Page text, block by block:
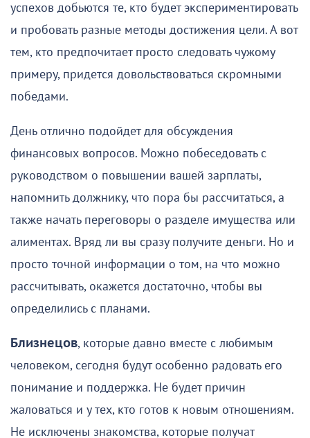
успехов добьются те, кто будет экспериментировать
и пробовать разные методы достижения цели. А вот
тем, кто предпочитает просто следовать чужому
примеру, придется довольствоваться скромными
победами.
День отлично подойдет для обсуждения
финансовых вопросов. Можно побеседовать с
руководством о повышении вашей зарплаты,
напомнить должнику, что пора бы рассчитаться, а
также начать переговоры о разделе имущества или
алиментах. Вряд ли вы сразу получите деньги. Но и
просто точной информации о том, на что можно
рассчитывать, окажется достаточно, чтобы вы
определились с планами.
Близнецов, которые давно вместе с любимым
человеком, сегодня будут особенно радовать его
понимание и поддержка. Не будет причин
жаловаться и у тех, кто готов к новым отношениям.
Не исключены знакомства, которые получат